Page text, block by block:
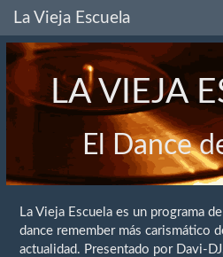
La Vieja Escuela
LA VIEJA
El Dance
La Vieja Escuela es un programa
dance remember más carismático
actualidad. Presentado por Davi-